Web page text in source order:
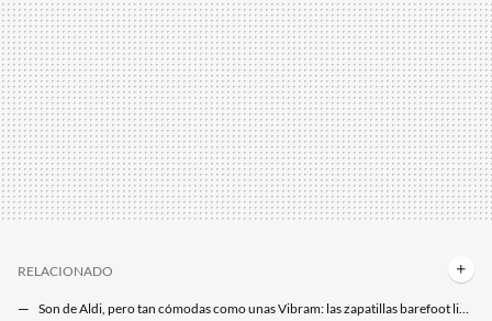
RELACIONADO
Son de Aldi, pero tan cómodas como unas Vibram: las zapatillas barefoot ligeras que cuestan menos de 15 euros